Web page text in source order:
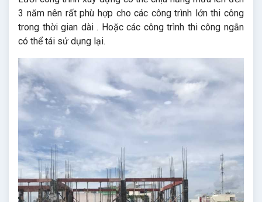
3 năm nên rất phù hợp cho các công trình lớn thi công
trong thời gian dài . Hoặc các công trình thi công ngắn
có thể tái sử dụng lại.